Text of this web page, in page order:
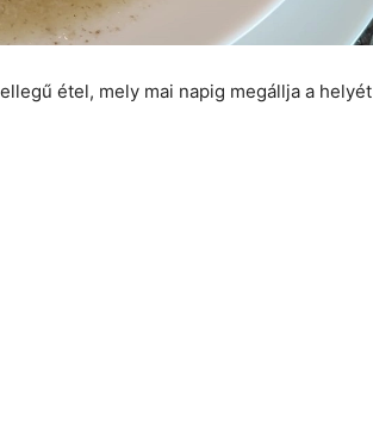
étel, mely mai napig megállja a helyét